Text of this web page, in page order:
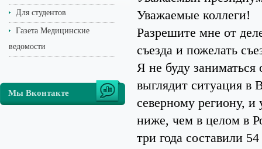
Для студентов
Газета Медицинские
ведомости
Мы Вконтакте
Уважаемые коллеги!
Разрешите мне от
съезда и пожелать
Я не буду заниматься
выглядит ситуация в
северному региону, и
ниже, чем в целом в
три года составили